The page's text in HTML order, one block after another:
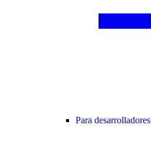
Para desarrolladores